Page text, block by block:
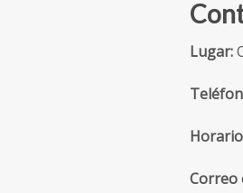
Lugar:
Correo